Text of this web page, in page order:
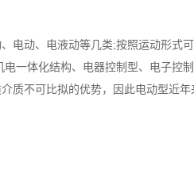
电动、电液动等几类;按照运动形式
一体化结构、电器控制型、电子控
质不可比拟的优势，因此电动型近年